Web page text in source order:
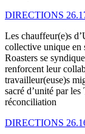
DIRECTIONS
Les chauffeur(e)s
collective unique en
Roasters se
renforcent leur
travailleur(euse)s
sacré d’unité par
réconciliation
DIRECTIONS